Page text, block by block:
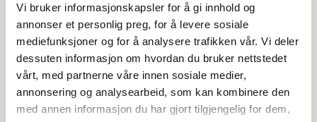
Vi bruker informasjonskapsler for å gi innhold og
annonser et personlig preg, for å levere sosiale
mediefunksjoner og for å analysere trafikken vår. Vi deler
dessuten informasjon om hvordan du bruker nettstedet
vårt, med partnerne våre innen sosiale medier,
annonsering og analysearbeid, som kan kombinere den
med annen informasjon du har gjort tilgjengelig for dem,
Tar digitalt BYENgavekort
Besøksadresse